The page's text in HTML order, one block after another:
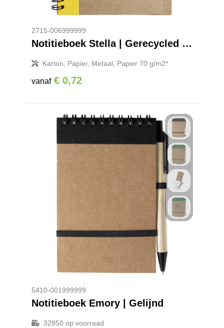
2715-006999999
Notitieboek Stella | Gerecycled | Gelinieerd
Karton, Papier, Metaal, Papier 70 g/m2*
vanaf € 0,72
5410-001999999
Notitieboek Emory | Gelijnd
32850op voorraad